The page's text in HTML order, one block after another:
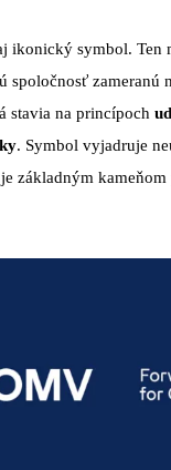
ikonický symbol. Ten
spoločnosť zameranú
stavia na princípoch
. Symbol vyjadruje
základným kameňom